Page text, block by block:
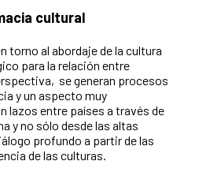
cultural
torno al abordaje de la cultura
para la relación entre
se generan procesos
y un aspecto muy
lazos entre países a través de
y no sólo desde las altas
profundo a partir de las
de las culturas.